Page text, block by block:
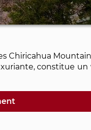
Chiricahua
constitue un